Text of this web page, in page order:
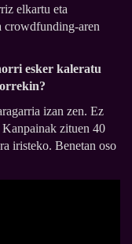
elkartu eta
crowdfunding-aren
esker kaleratu
izan zen. Ez
Kanpainak zituen 40
iristeko. Benetan oso